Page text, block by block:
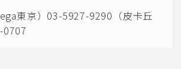
東京）03-5927-9290（皮卡丘
0707